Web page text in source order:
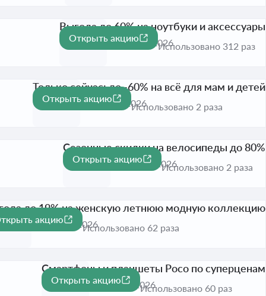
-60%
Выгода до 60% на ноутбуки и аксессуары
Активна до 31 авг. 2026
Открыть акцию
Использовано 312 раз
-60%
Только сейчас: до -60% на всё для мам и детей
Активна до 17 авг. 2026
Открыть акцию
Использовано 2 раза
-80%
Сезонные скидки на велосипеды до 80%
Активна до 17 авг. 2026
Открыть акцию
Использовано 2 раза
до 19% на женскую летнюю модную коллекцию
до 31 авг. 2026
акцию
Использовано 62 раза
Смартфоны и планшеты Poco по суперценам
Активна до 31 авг. 2026
Открыть акцию
Использовано 60 раз